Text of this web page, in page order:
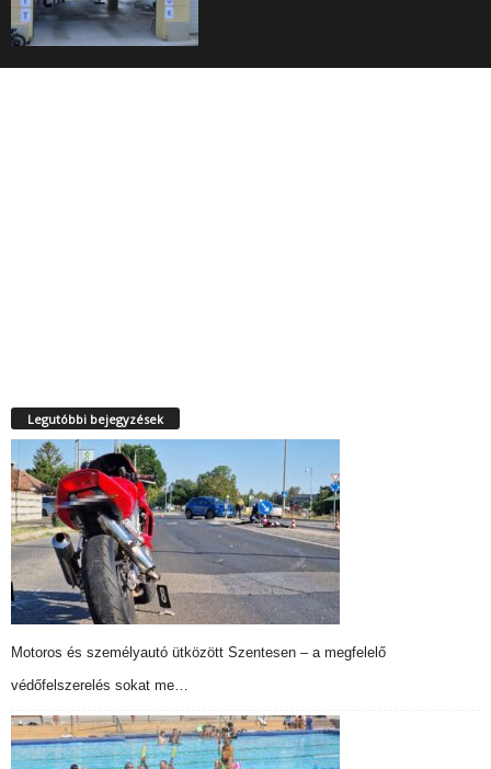
Legutóbbi bejegyzések
Motoros és személyautó ütközött Szentesen – a megfelelő
védőfelszerelés sokat me…